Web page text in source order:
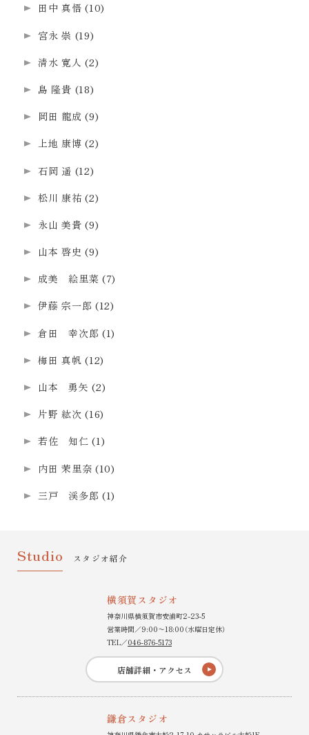
田中 真悟 (10)
宮永 崇 (19)
清水 寛人 (2)
島 隆貴 (18)
岡田 龍成 (9)
上地 康博 (2)
石岡 遥 (12)
松川 康祐 (2)
永山 美貴 (9)
山本 啓史 (9)
成美 絵里菜 (7)
伊藤 宗一郎 (12)
倉田 幸次郎 (1)
梅田 真帆 (12)
山本 勇矢 (2)
片野 紘次 (16)
若佐 知仁 (1)
内田 茉里奈 (10)
三戸 渓多郎 (1)
Studio スタジオ紹介
横須賀スタジオ
神奈川県横須賀市安浦町2-23-5
営業時間／9:00〜18:00（水曜日定休）
TEL／046-876-5173
店舗詳細・アクセス
鎌倉スタジオ